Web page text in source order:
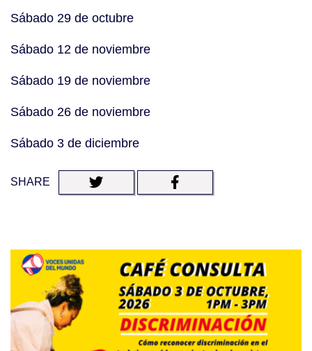
Sábado 29 de octubre
Sábado 12 de noviembre
Sábado 19 de noviembre
Sábado 26 de noviembre
Sábado 3 de diciembre
SHARE